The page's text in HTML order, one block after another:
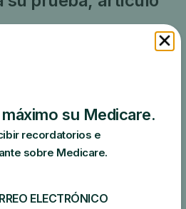
le recomiende servicios que
ofrece con demasiada
de consultar con su médico
recomendaciones y lo
Medicare.